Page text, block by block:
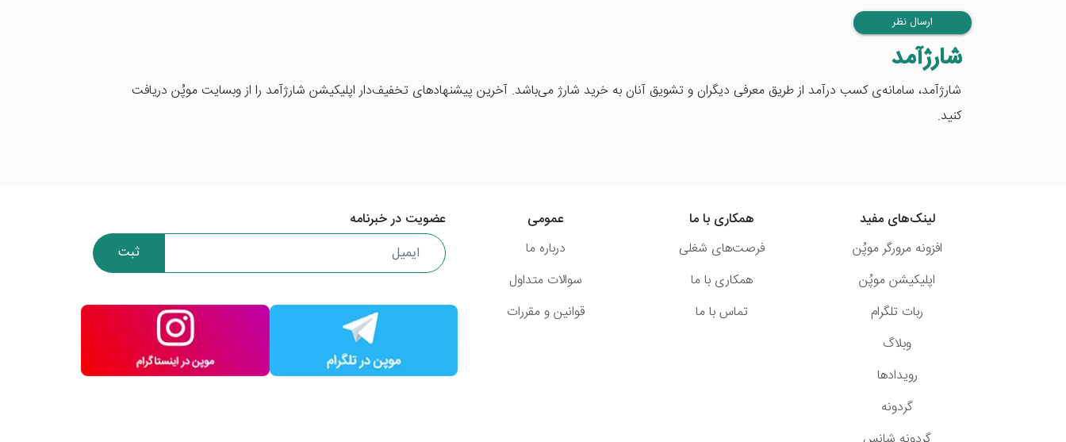
ارسال نظر
شارژآمد
شارژآمد، سامانه‌ی کسب درآمد از طریق معرفی دیگران و تشویق آنان به خرید شارژ می‌باشد. آخرین پیشنهادهای تخفیف‌دار اپلیکیشن شارژآمد را از وبسایت موپُن دریافت
کنید.
عضویت در خبرنامه
ثبت
لینک‌های مفید
افزونه مرورگر موپُن
اپلیکیشن موپُن
ربات تلگرام
وبلاگ
رویدادها
گردونه
همکاری با ما
فرصت‌های شغلی
همکاری با ما
تماس با ما
عمومی
درباره ما
سوالات متداول
قوانین و مقررات